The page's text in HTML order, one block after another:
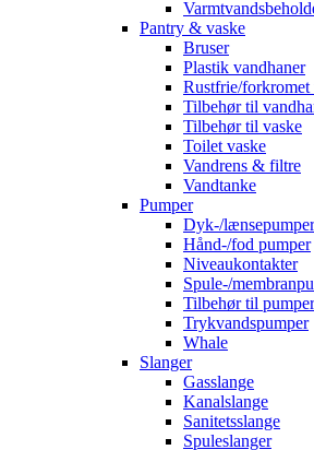
Pantry & vaske
Bruser
Plastik vandhaner
Rustfrie/forkromet
Tilbehør til
Tilbehør til vaske
Toilet vaske
Vandrens & filtre
Vandtanke
Pumper
Dyk-/lænsepumper
Hånd-/fod pumper
Niveaukontakter
Spule-/
Tilbehør til pumper
Trykvandspumper
Whale
Slanger
Gasslange
Kanalslange
Sanitetsslange
Spuleslanger